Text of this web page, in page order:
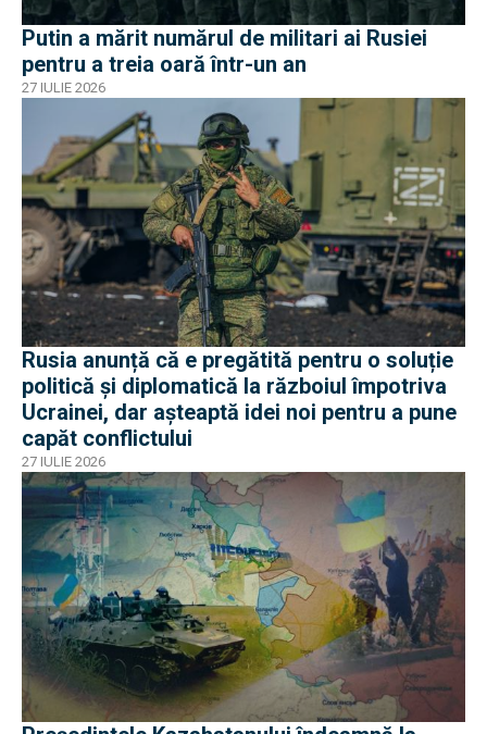
Putin a mărit numărul de militari ai Rusiei
pentru a treia oară într-un an
27 IULIE 2026
Rusia anunță că e pregătită pentru o soluție
politică și diplomatică la războiul împotriva
Ucrainei, dar așteaptă idei noi pentru a pune
capăt conflictului
27 IULIE 2026